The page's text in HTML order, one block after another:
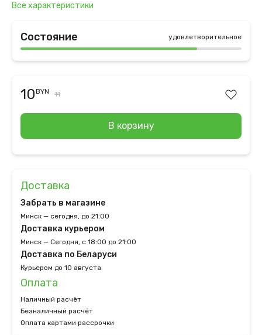
Все характеристики
Состояние удовлетворительное
10BYN 11
В корзину
Доставка
Забрать в магазине
Минск — сегодня, до 21:00
Доставка курьером
Минск — Сегодня, с 18:00 до 21:00
Доставка по Беларуси
Курьером до 10 августа
Оплата
Наличный расчёт
Безналичный расчёт
Оплата картами рассрочки